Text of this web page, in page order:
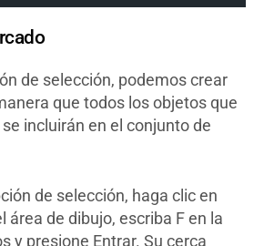
de selección, podemos crear
que todos los objetos que
incluirán en el conjunto de
de selección, haga clic en
área de dibujo, escriba F en la
y presione Entrar. Su cerca